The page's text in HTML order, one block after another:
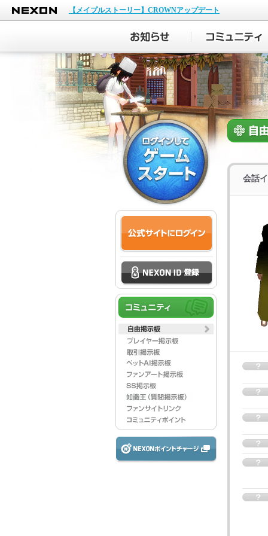
NEXON
【メイプルストーリー】CROWNアップデート
会話